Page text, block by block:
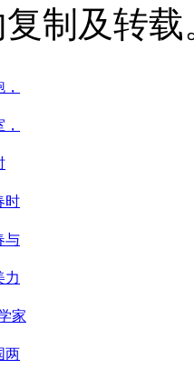
复制及转
时
与
力
家
两